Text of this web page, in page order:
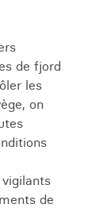
de fjord
les
on
de